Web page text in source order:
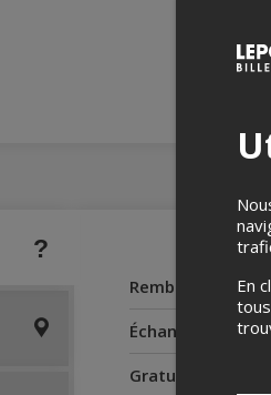
Échanges
Gratuité pour les
En